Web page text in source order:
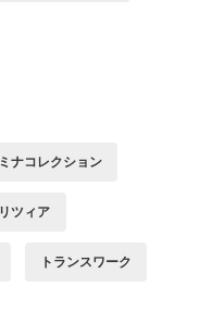
ナコレクション
ツィア
トランスワーク